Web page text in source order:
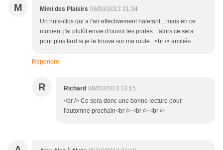
M Mimi des Plaisirs 06/03/2013 21:34
Un huis-clos qui a l'air effectivement haletant..; mais en ce
moment j'ai plutôt envie d'ouvrir les portes... alors ce sera
pour plus tard si je le trouve sur ma route...<br /> amitiés.
Répondre
R Richard 08/03/2013 13:15
<br /> Ce sera donc une bonne lecture pour
l'automne prochain<br /> <br /> <br />